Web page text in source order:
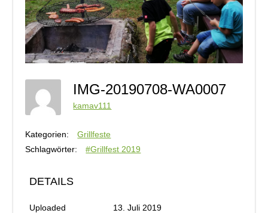
IMG-20190708-WA0007
kamav111
Kategorien:
Grillfeste
Schlagwörter:
#Grillfest 2019
DETAILS
Uploaded 13. Juli 2019